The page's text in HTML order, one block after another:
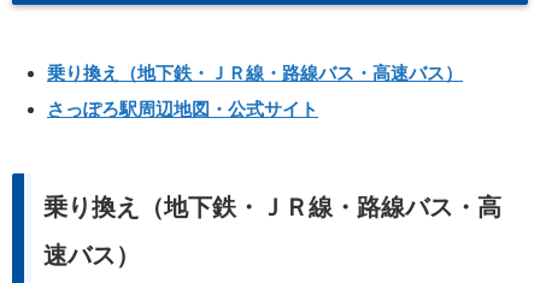
乗り換え（地下鉄・ＪＲ線・路線バス・高速バス）
さっぽろ駅周辺地図・公式サイト
乗り換え（地下鉄・ＪＲ線・路線バス・高
速バス）